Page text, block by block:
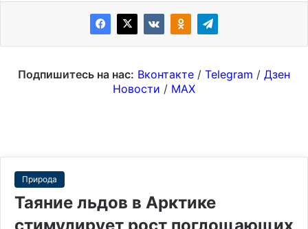
Подпишитесь на нас: Вконтакте / Telegram / Дзен
Новости / MAX